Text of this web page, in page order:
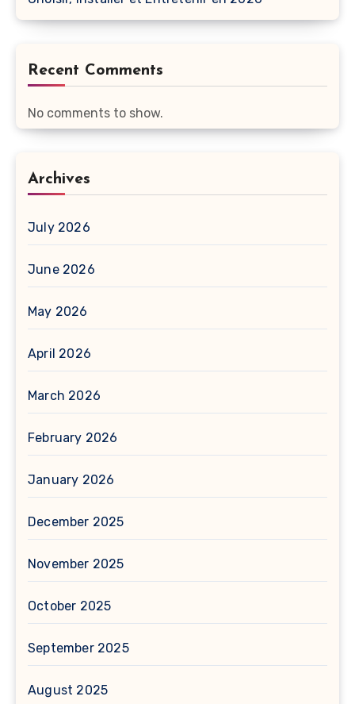
Recent Comments
No comments to show.
Archives
July 2026
June 2026
May 2026
April 2026
March 2026
February 2026
January 2026
December 2025
November 2025
October 2025
September 2025
August 2025